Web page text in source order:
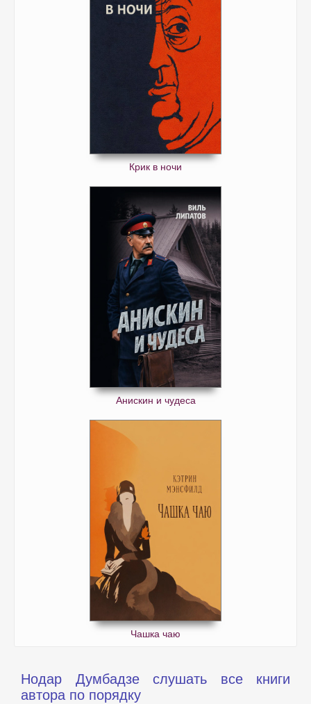
Крик в ночи
Анискин и чудеса
Чашка чаю
Нодар Думбадзе слушать все книги
автора по порядку